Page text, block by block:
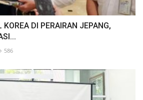
DI PERAIRAN JEPANG,
586